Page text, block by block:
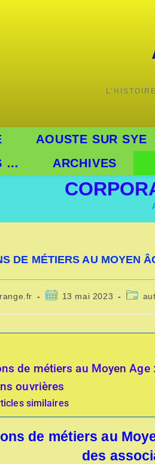
AOUSTE SUR SYE
…
ARCHIVES
DE MÉTIERS AU MOYEN
13 mai 2023
de métiers au Moyen
ouvrières
similaires
de métiers au
des